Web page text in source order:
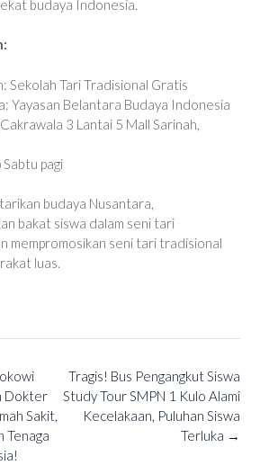
budaya Indonesia.
Sekolah Tari Tradisional Gratis
Yayasan Belantara Budaya Indonesia
3 Lantai 5 Mall Sarinah,
Sabtu pagi
budaya Nusantara,
bakat siswa dalam seni tari
mempromosikan seni tari tradisional
luas.
Tragis! Bus Pengangkut Siswa
Study Tour SMPN 1 Kulo Alami
Kecelakaan, Puluhan Siswa
Terluka →
Dokter
Sakit,
Tenaga